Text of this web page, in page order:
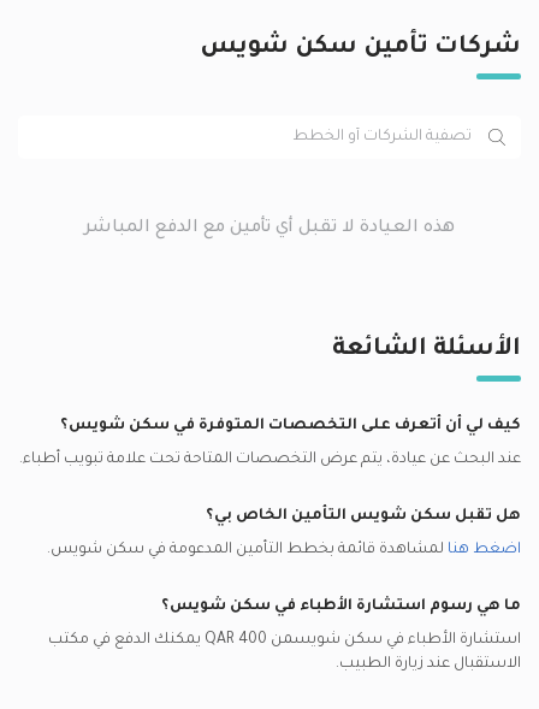
شركات تأمين سكن شويس
هذه العيادة لا تقبل أي تأمين مع الدفع المباشر
الأسئلة الشائعة
كيف لي أن أتعرف على التخصصات المتوفرة في سكن شويس؟
عند البحث عن عيادة، يتم عرض التخصصات المتاحة تحت علامة تبويب أطباء.
هل تقبل سكن شويس التأمين الخاص بي؟
اضغط هنا لمشاهدة قائمة بخطط التأمين المدعومة في سكن شويس.
ما هي رسوم استشارة الأطباء في سكن شويس؟
استشارة الأطباء في سكن شويسمن QAR 400 يمكنك الدفع في مكتب
الاستقبال عند زيارة الطبيب.